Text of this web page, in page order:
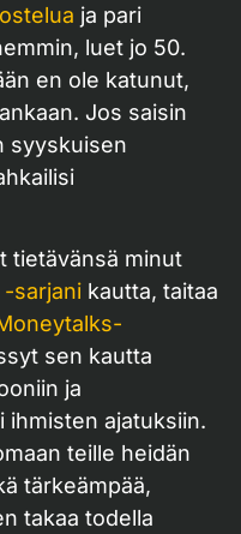
ja pari
luet jo 50.
en ole katunut,
Jos saisin
syyskuisen
tietävänsä minut
-sarjani kautta, taitaa
sen kautta
ja
ihmisten ajatuksiin.
teille heidän
tärkeämpää,
takaa todella